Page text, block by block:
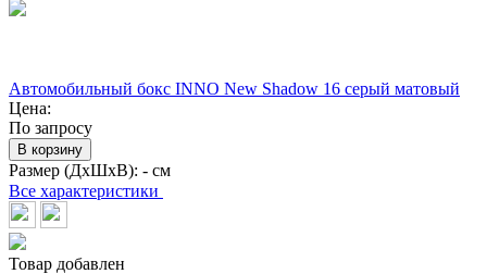
Автомобильный бокс INNO New Shadow 16 серый матовый
Цена:
По запросу
В корзину
Размер (ДхШхВ): - см
Все характеристики
Товар добавлен